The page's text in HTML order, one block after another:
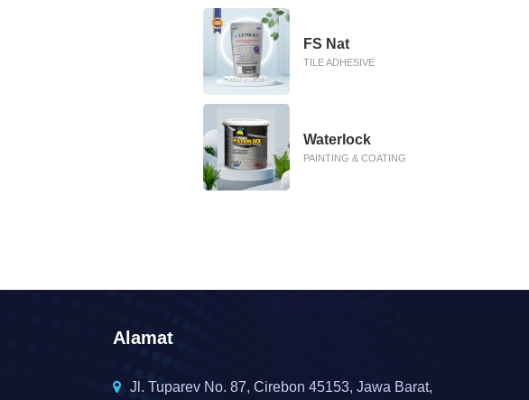
FS Nat
TILE ADHESIVE
Waterlock
PAINTING & COATING
Alamat
Jl. Tuparev No. 87, Cirebon 45153, Jawa Barat,